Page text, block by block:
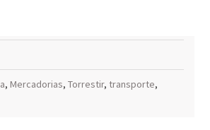
, Mercadorias, Torrestir, transporte,